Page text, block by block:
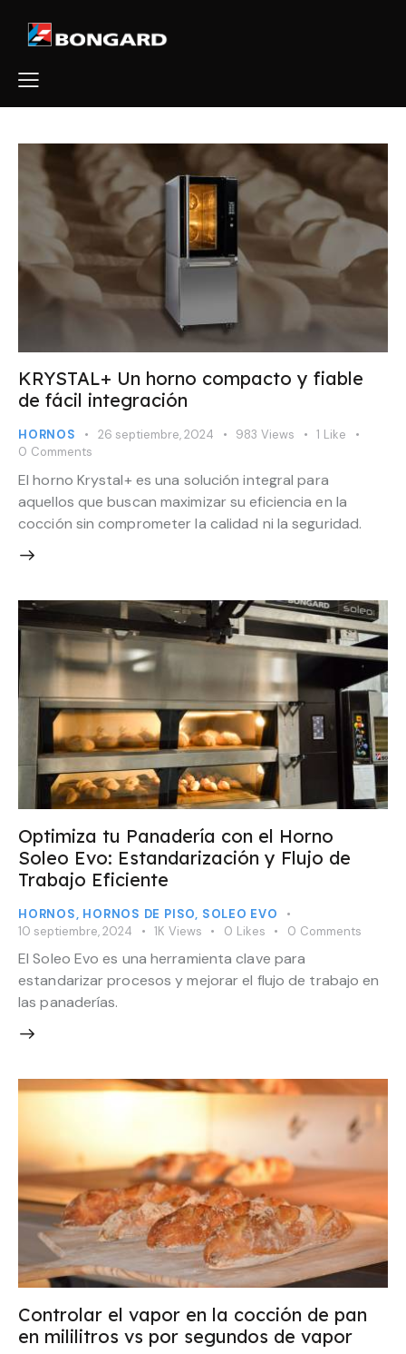
KRYSTAL+ Un horno compacto y fiable
de fácil integración
HORNOS 26 septiembre, 2024 983 Views 1 Like
0 Comments
El horno Krystal+ es una solución integral para
aquellos que buscan maximizar su eficiencia en la
cocción sin comprometer la calidad ni la seguridad.
Optimiza tu Panadería con el Horno
Soleo Evo: Estandarización y Flujo de
Trabajo Eficiente
HORNOS, HORNOS DE PISO, SOLEO EVO
10 septiembre, 2024
1K Views 0 Likes 0 Comments
El Soleo Evo es una herramienta clave para
estandarizar procesos y mejorar el flujo de trabajo en
las panaderías.
Controlar el vapor en la cocción de pan
en mililitros vs por segundos de vapor